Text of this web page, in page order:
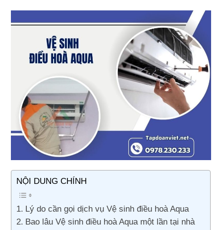
NỘI DUNG CHÍNH
Lý do cần gọi dịch vụ Vệ sinh điều hoà Aqua
Bao lâu Vệ sinh điều hoà Aqua một lần tại nhà